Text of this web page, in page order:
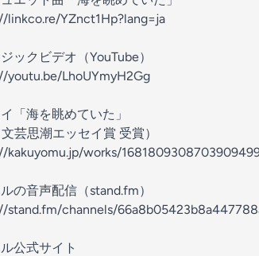
YZnct1Hp?lang=ja
ックビデオ（YouTube）
LhoUYmyH2Gg
「海を眺めていた」
文芸思潮エッセイ賞 受賞）
works/
の音声配信（stand.fm）
channels/
公式サイト